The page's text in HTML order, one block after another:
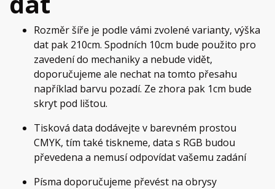
Rozměr šíře je podle vámi zvolené varianty, výška
dat pak 210cm. Spodních 10cm bude použito pro
zavedení do mechaniky a nebude vidět,
doporučujeme ale nechat na tomto přesahu
například barvu pozadí. Ze zhora pak 1cm bude
skryt pod lištou.
Tisková data dodávejte v barevném prostou
CMYK, tím také tiskneme, data s RGB budou
převedena a nemusí odpovídat vašemu zadání
Písma doporučujeme převést na obrysy